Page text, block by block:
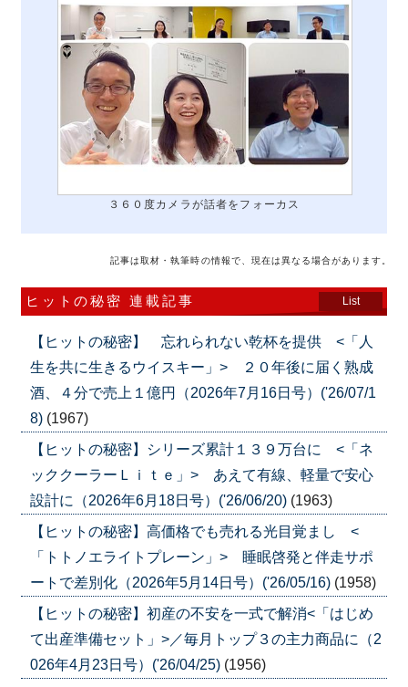
３６０度カメラが話者をフォーカス
記事は取材・執筆時の情報で、現在は異なる場合があります。
ヒットの秘密 連載記事 List
【ヒットの秘密】 忘れられない乾杯を提供 <「人
生を共に生きるウイスキー」> ２０年後に届く熟成
酒、４分で売上１億円（2026年7月16日号）('26/07/1
8) (1967)
【ヒットの秘密】シリーズ累計１３９万台に <「ネ
ッククーラーＬｉｔｅ」> あえて有線、軽量で安心
設計に（2026年6月18日号）('26/06/20) (1963)
【ヒットの秘密】高価格でも売れる光目覚まし <
「トトノエライトプレーン」> 睡眠啓発と伴走サポ
ートで差別化（2026年5月14日号）('26/05/16) (1958)
【ヒットの秘密】初産の不安を一式で解消<「はじめ
て出産準備セット」>／毎月トップ３の主力商品に（2
026年4月23日号）('26/04/25) (1956)